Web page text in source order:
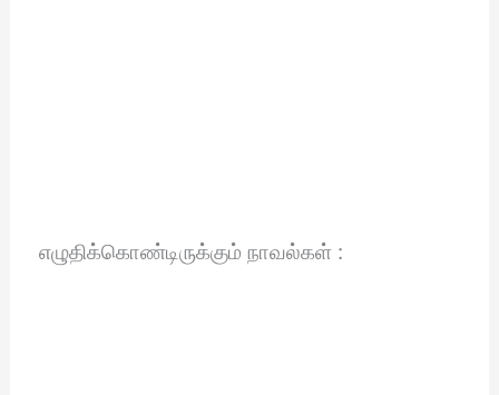
எழுதிக்கொண்டிருக்கும் நாவல்கள் :